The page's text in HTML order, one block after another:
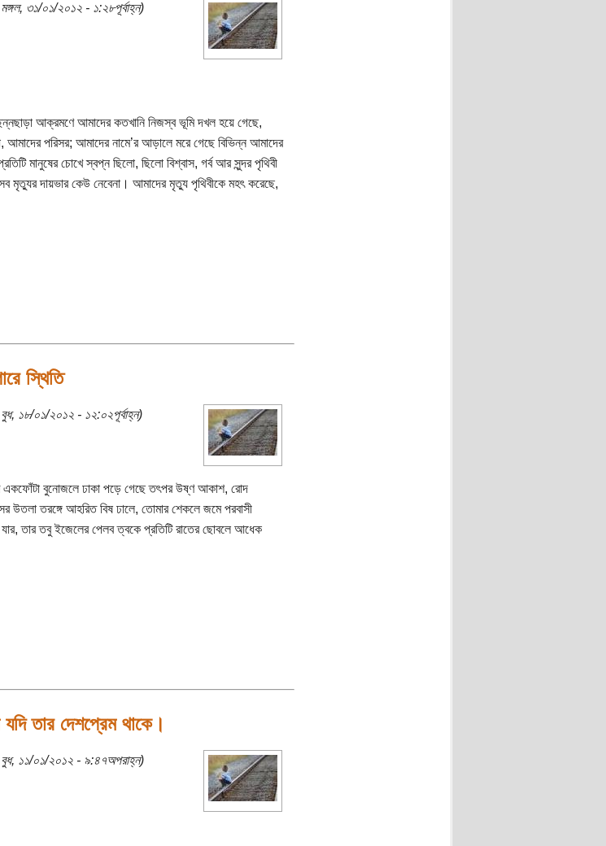
৩১/০১/২০১২ - ১:২৮পূর্বাহ্ন)
আক্রমণে আমাদের কতখানি নিজস্ব ভূমি দখল হয়ে গেছে,
আমাদের পরিসর; আমাদের নামে’র আড়ালে মরে গেছে বিভিন্ন আমাদের
মানুষের চোখে স্বপ্ন ছিলো, ছিলো বিশ্বাস, গর্ব আর সুন্দর পৃথিবী
মৃত্যুর দায়ভার কেউ নেবেনা। আমাদের মৃত্যু পৃথিবীকে মহৎ করেছে,
স্থিতি
১৮/০১/২০১২ - ১২:০২পূর্বাহ্ন)
একফোঁটা বুনোজলে ঢাকা পড়ে গেছে তৎপর উষ্ণ আকাশ, রোদ
উতলা তরঙ্গে আহরিত বিষ ঢালে, তোমার শেকলে জমে পরবাসী
যার, তার তবু ইজেলের পেলব ত্বকে প্রতিটি রাতের ছোবলে আধেক
তার দেশপ্রেম থাকে।
বুধ, ১১/০১/২০১২ - ৯:৪৭অপরাহ্ন)